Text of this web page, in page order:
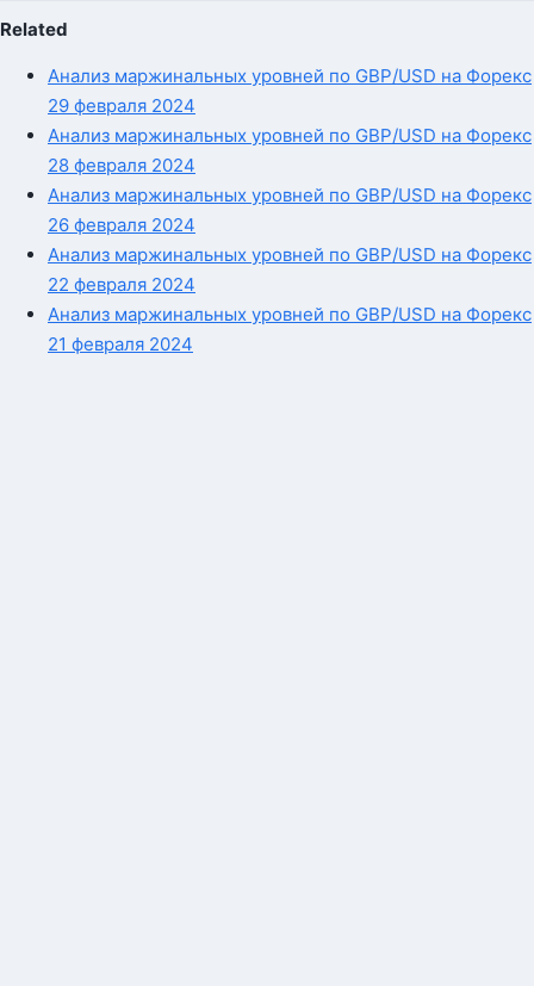
Related
Анализ маржинальных уровней по GBP/USD на Форекс
29 февраля 2024
Анализ маржинальных уровней по GBP/USD на Форекс
28 февраля 2024
Анализ маржинальных уровней по GBP/USD на Форекс
26 февраля 2024
Анализ маржинальных уровней по GBP/USD на Форекс
22 февраля 2024
Анализ маржинальных уровней по GBP/USD на Форекс
21 февраля 2024